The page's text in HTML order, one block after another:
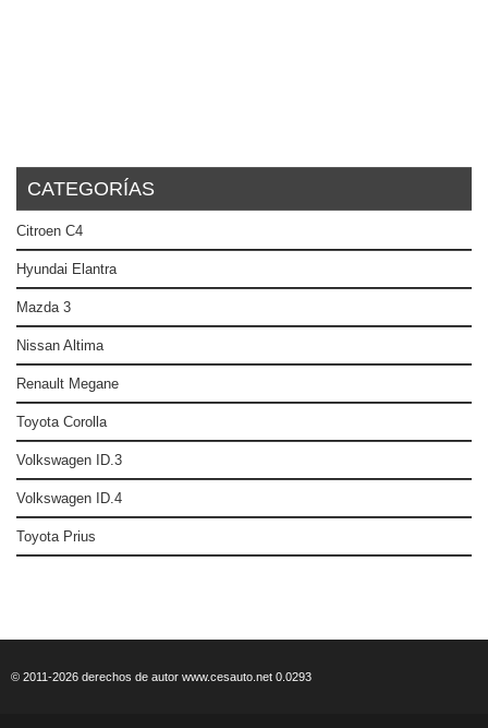
CATEGORÍAS
Citroen C4
Hyundai Elantra
Mazda 3
Nissan Altima
Renault Megane
Toyota Corolla
Volkswagen ID.3
Volkswagen ID.4
Toyota Prius
© 2011-2026 derechos de autor www.cesauto.net 0.0293